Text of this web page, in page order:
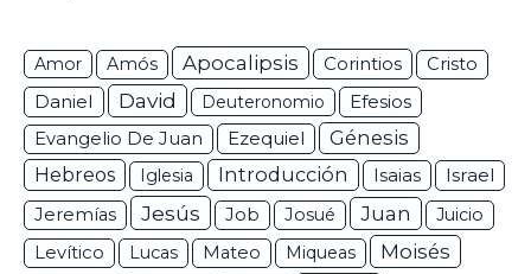
Amor Amós Apocalipsis Corintios Cristo
Daniel David Deuteronomio Efesios
Evangelio De Juan Ezequiel
Génesis
Hebreos
Iglesia Introducción Isaias Israel
Jeremías Jesús Job Josué Juan
Juicio
Levítico
Lucas Mateo Miqueas Moisés